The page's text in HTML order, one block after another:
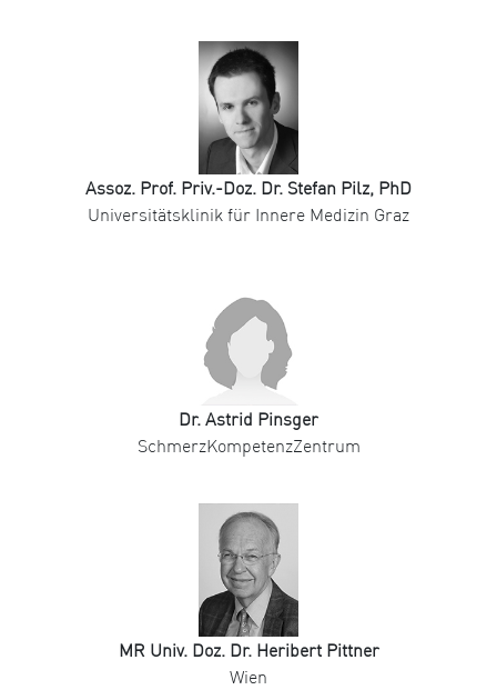
Assoz. Prof. Priv.-Doz. Dr. Stefan Pilz, PhD
Universitätsklinik für Innere Medizin Graz
Dr. Astrid Pinsger
SchmerzKompetenzZentrum
MR Univ. Doz. Dr. Heribert Pittner
Wien